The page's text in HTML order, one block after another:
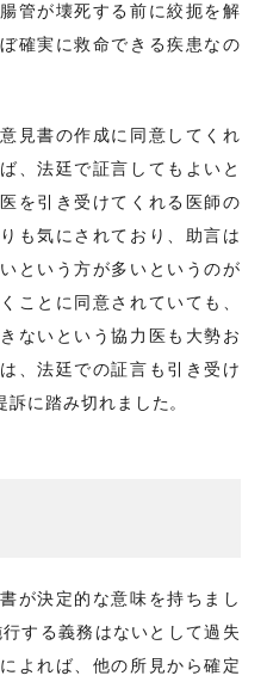
管が壊死する前に絞扼を解
確実に救命できる疾患なの
見書の作成に同意してくれ
、法廷で証言してもよいと
を引き受けてくれる医師の
も気にされており、助言は
という方が多いというのが
ことに同意されていても、
ないという協力医も大勢お
、法廷での証言も引き受け
に踏み切れました。
が決定的な意味を持ちまし
する義務はないとして過失
よれば、他の所見から確定